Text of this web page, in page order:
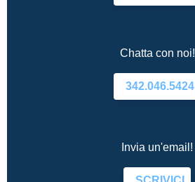
Chatta con noi!
342.046.5424
Invia un'email!